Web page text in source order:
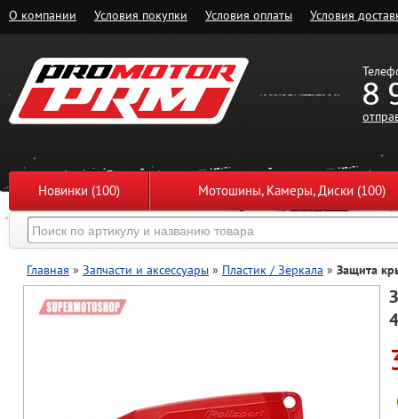
О компании Условия покупки Условия оплаты Условия
8
Новинки (100) Мотошины, Камеры, Диски (100)
Главная » Запчасти и аксессуары » Пластик / Зеркала » Защита